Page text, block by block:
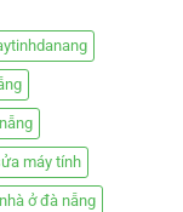
máy tính
ở đà nẵng